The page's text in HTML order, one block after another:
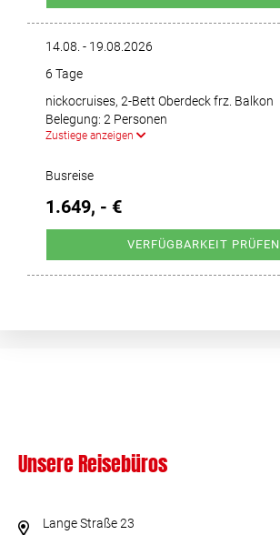
14.08. - 19.08.2026
6 Tage
nickocruises, 2-Bett Oberdeck frz. Balkon
Belegung: 2 Personen
Zustiege anzeigen
Busreise
1.649, - €
VERFÜGBARKEIT PRÜFEN
Unsere Reisebüros
Lange Straße 23